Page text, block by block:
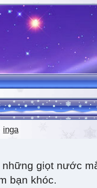
inga
những giọt nước
bạn khóc.